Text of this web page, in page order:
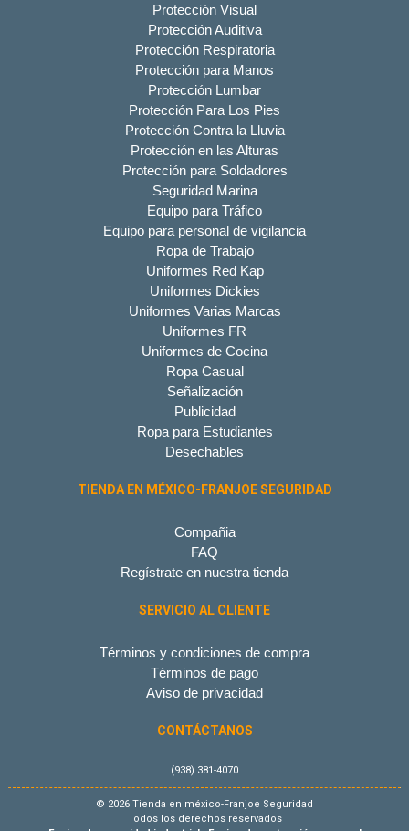
Protección Visual
Protección Auditiva
Protección Respiratoria
Protección para Manos
Protección Lumbar
Protección Para Los Pies
Protección Contra la Lluvia
Protección en las Alturas
Protección para Soldadores
Seguridad Marina
Equipo para Tráfico
Equipo para personal de vigilancia
Ropa de Trabajo
Uniformes Red Kap
Uniformes Dickies
Uniformes Varias Marcas
Uniformes FR
Uniformes de Cocina
Ropa Casual
Señalización
Publicidad
Ropa para Estudiantes
Desechables
TIENDA EN MÉXICO-FRANJOE SEGURIDAD
Compañia
FAQ
Regístrate en nuestra tienda
SERVICIO AL CLIENTE
Términos y condiciones de compra
Términos de pago
Aviso de privacidad
CONTÁCTANOS
(938) 381-4070
© 2026 Tienda en méxico-Franjoe Seguridad
Todos los derechos reservados